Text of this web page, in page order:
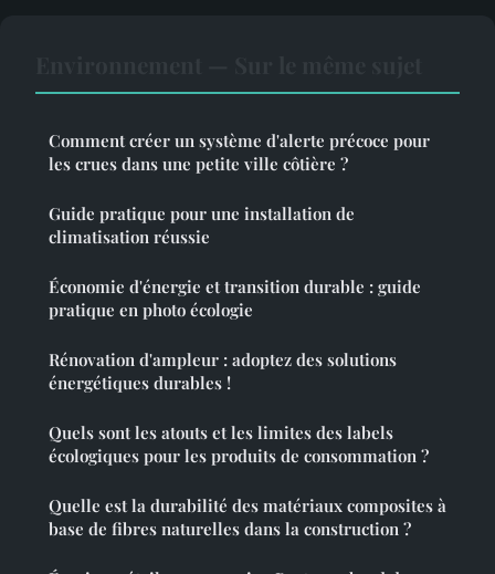
Comment créer un système d'alerte précoce pour
les crues dans une petite ville côtière ?
Guide pratique pour une installation de
climatisation réussie
Économie d'énergie et transition durable : guide
pratique en photo écologie
Rénovation d'ampleur : adoptez des solutions
énergétiques durables !
Quels sont les atouts et les limites des labels
écologiques pour les produits de consommation ?
Quelle est la durabilité des matériaux composites à
base de fibres naturelles dans la construction ?